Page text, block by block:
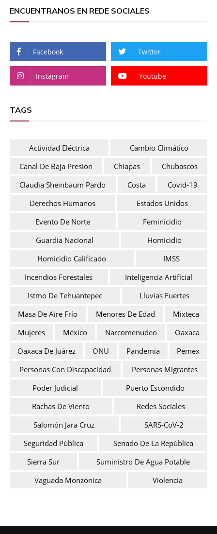
ENCUENTRANOS EN REDE SOCIALES
Facebook Twitter
Instagram Youtube
TAGS
Actividad Eléctrica
Cambio Climático
Canal De Baja Presión
Chiapas
Chubascos
Claudia Sheinbaum Pardo
Costa
Covid-19
Derechos Humanos
Estados Unidos
Evento De Norte
Feminicidio
Guardia Nacional
Homicidio
Homicidio Calificado
IMSS
Incendios Forestales
Inteligencia Artificial
Istmo De Tehuantepec
Lluvias Fuertes
Masa De Aire Frío
Menores De Edad
Mixteca
Mujeres
México Narcomenudeo
Oaxaca
Oaxaca De Juárez
ONU Pandemia
Pemex
Personas Con Discapacidad
Personas Migrantes
Poder Judicial
Puerto Escondido
Rachas De Viento
Redes Sociales
Salomón Jara Cruz
SARS-CoV-2
Seguridad Pública
Senado De La República
Sierra Sur
Suministro De Agua Potable
Vaguada Monzónica
Violencia